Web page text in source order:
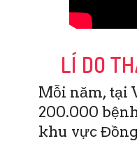
LÍ DO
Mỗi năm, tại
200.000
khu vực